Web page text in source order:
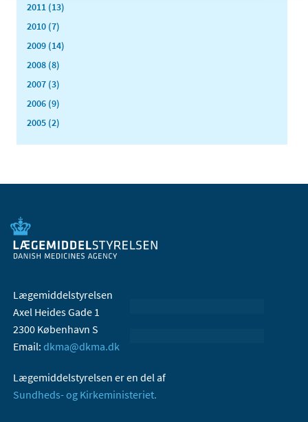
2011 (13)
2010 (7)
2009 (14)
2008 (8)
2007 (3)
2006 (9)
2005 (2)
Lægemiddelstyrelsen
Axel Heides Gade 1
2300 København S
Email: dkma@dkma.dk
Lægemiddelstyrelsen er en del af
Sundheds- og Kirkeministeriet.